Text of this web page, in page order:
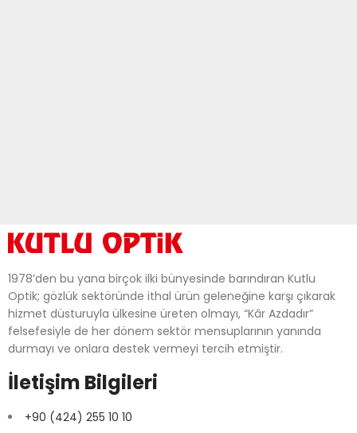
1978’den bu yana birçok ilki bünyesinde barındıran Kutlu
Optik; gözlük sektöründe ithal ürün geleneğine karşı çıkarak
hizmet düsturuyla ülkesine üreten olmayı, “Kâr Azdadır”
felsefesiyle de her dönem sektör mensuplarının yanında
durmayı ve onlara destek vermeyi tercih etmiştir.
İletişim Bilgileri
+90 (424) 255 10 10